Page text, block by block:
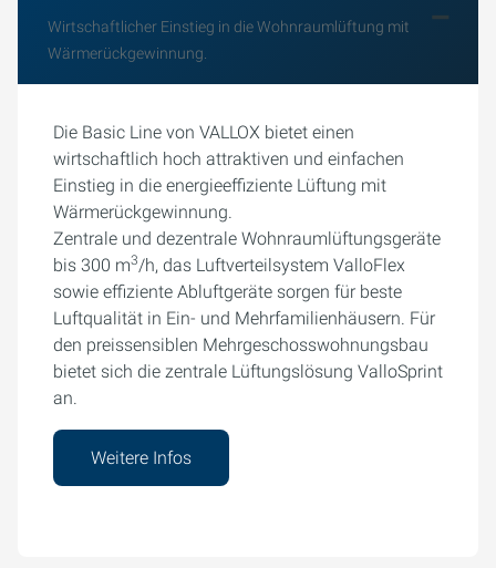
Wirtschaftlicher Einstieg in die Wohnraumlüftung mit
Wärmerückgewinnung.
Die Basic Line von VALLOX bietet einen
wirtschaftlich hoch attraktiven und einfachen
Einstieg in die energieeffiziente Lüftung mit
Wärmerückgewinnung.
Zentrale und dezentrale Wohnraumlüftungsgeräte
bis 300 m3/h, das Luftverteilsystem ValloFlex
sowie effiziente Abluftgeräte sorgen für beste
Luftqualität in Ein- und Mehrfamilienhäusern. Für
den preissensiblen Mehrgeschosswohnungsbau
bietet sich die zentrale Lüftungslösung ValloSprint
an.
Weitere Infos